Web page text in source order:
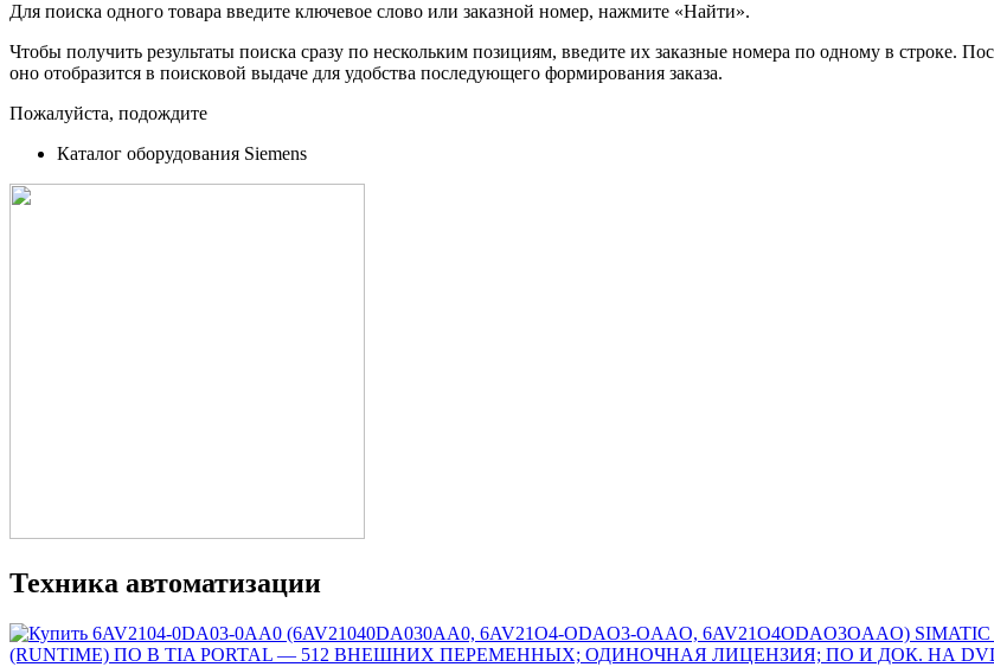
Для поиска одного товара введите ключевое слово или заказной номер, нажмите «Найти».
Чтобы получить результаты поиска сразу по нескольким позициям, введите их заказные номера по одному в строке.
оно отобразится в поисковой выдаче для удобства последующего формирования заказа.
Пожалуйста, подождите
Каталог оборудования Siemens
Техника автоматизации